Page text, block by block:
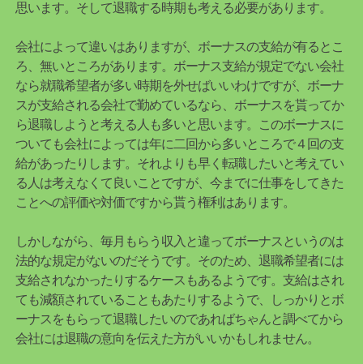
思います。そして退職する時期も考える必要があります。
会社によって違いはありますが、ボーナスの支給が有るとこ
ろ、無いところがあります。ボーナス支給が規定でない会社
なら就職希望者が多い時期を外せばいいわけですが、ボーナ
スが支給される会社で勤めているなら、ボーナスを貰ってか
ら退職しようと考える人も多いと思います。このボーナスに
ついても会社によっては年に二回から多いところで４回の支
給があったりします。それよりも早く転職したいと考えてい
る人は考えなくて良いことですが、今までに仕事をしてきた
ことへの評価や対価ですから貰う権利はあります。
しかしながら、毎月もらう収入と違ってボーナスというのは
法的な規定がないのだそうです。そのため、退職希望者には
支給されなかったりするケースもあるようです。支給はされ
ても減額されていることもあたりするようで、しっかりとボ
ーナスをもらって退職したいのであればちゃんと調べてから
会社には退職の意向を伝えた方がいいかもしれません。